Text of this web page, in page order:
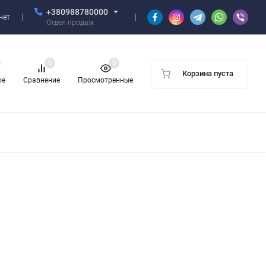
+380988780000
Отдел продаж
Сравнение
0
Просмотренные
0
Корзина пуста